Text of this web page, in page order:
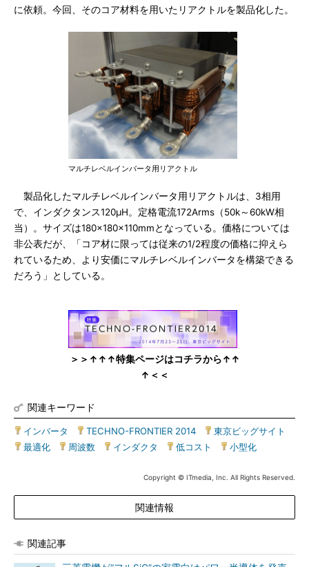
に依頼。今回、そのコア材料を用いたリアクトルを製品化した。
マルチレベルインバータ用リアクトル
製品化したマルチレベルインバータ用リアクトルは、3相用
で、インダクタンス120μH。定格電流172Arms（50k～60kW相
当）。サイズは180×180×110mmとなっている。価格については
非公表だが、「コア材に限っては従来の1/2程度の価格に抑えら
れているため、より安価にマルチレベルインバータを構築できる
だろう」としている。
＞＞↑↑↑特集ページはコチラから↑↑
↑＜＜
関連キーワード
インバータ TECHNO-FRONTIER 2014 東京ビッグサイト
最適化
周波数 インダクタ 低コスト 小型化
Copyright © ITmedia, Inc. All Rights Reserved.
関連情報
関連記事